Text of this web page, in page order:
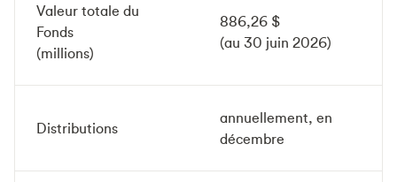
Valeur totale du
Fonds
(millions)
886,26 $
(au 30 juin 2026)
Distributions
annuellement, en
décembre